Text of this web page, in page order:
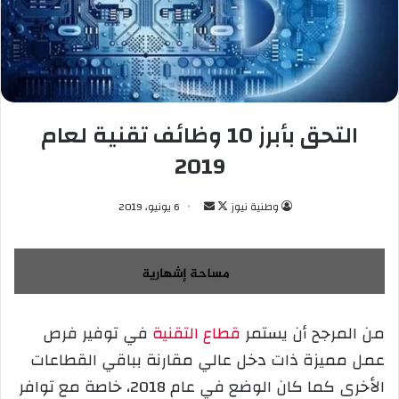
التحق بأبرز 10 وظائف تقنية لعام
2019
وطنية نيوز
ت
ب
ع
ع
ى
X
س
ل
ب
ي
ا
6 يونيو، 2019
من المرجح أن يستمر قطاع التقنية في توفير فرص
عمل مميزة ذات دخل عالي مقارنة بباقي القطاعات
الأخرى كما كان الوضع في عام 2018، خاصة مع توافر